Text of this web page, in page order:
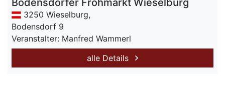
Bodensdorfer Frohmarkt Wieselburg
3250 Wieselburg,
Bodensdorf 9
Veranstalter: Manfred Wammerl
alle Details